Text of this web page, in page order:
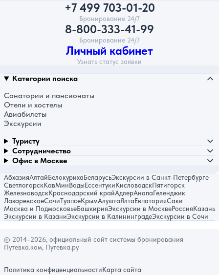
+7 499 703-01-20
Бронирование 24/7
8-800-333-41-99
Бронирование 24/7
Личный кабинет
Узнать статус заявки
Категории поиска
Санатории и пансионаты
Отели и хостелы
Авиабилеты
Экскурсии
Туристу
Сотрудничество
Офис в Москве
АбхазияАлтайБелокурихаБеларусьЭкскурсии в Санкт-Петербурге
СветлогорскКавМинВодыЕссентукиКисловодскПятигорск
ЖелезноводскКраснодарский крайАдлерАнапаГеленджик
ЛазаревскоеСочиТуапсеКрымАлуштаЯлтаЕвпаторияСаки
Москва и ПодмосковьеБашкирияЭкскурсии в МосквеРоссияКазань
Экскурсии в КазаниЭкскурсии в КалининградеЭкскурсии в Сочи
© 2014–2026, официальный сайт системы бронирования
Путевка.ком, Путевка.ру
Политика конфиденциальностиКарта сайта